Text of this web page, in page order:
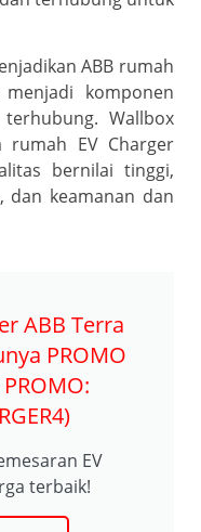
ABB rumah
komponen
Wallbox
rumah EV Charger
bernilai tinggi,
dan keamanan dan
ABB Terra
PROMO
EV
terbaik!